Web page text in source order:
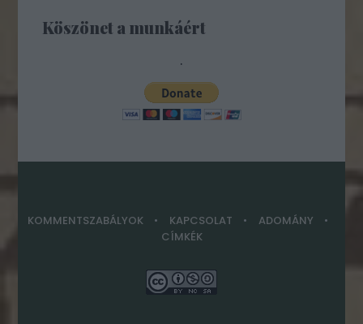
Köszönet a munkáért
.
KOMMENTSZABÁLYOK KAPCSOLAT
ADOMÁNY
CÍMKÉK